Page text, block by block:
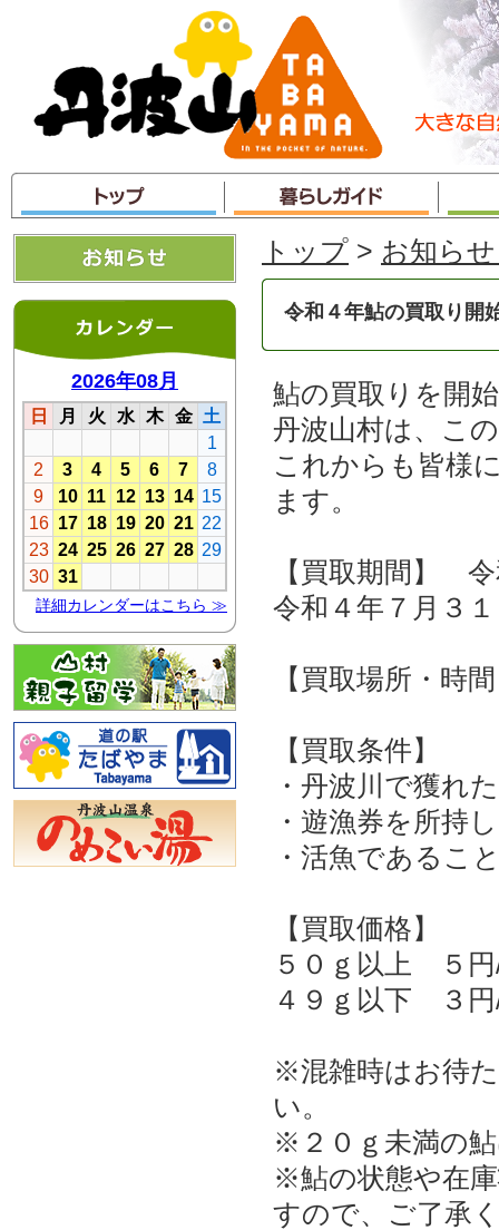
ャ
ン
プ
トップ > お知ら
令和４年鮎の買取り開
鮎の買取りを開
丹波山村は、こ
これからも皆様
ます。
【買取期間】
令和４年７月３
【買取場所・
【買取条件】
・丹波川で獲れ
・遊漁券を所持
・活魚であるこ
【買取価格】
５０ｇ以上 ５
４９ｇ以下 ３
※混雑時はお待
い。
※２０ｇ未満の
※鮎の状態や在
すので、ご了承